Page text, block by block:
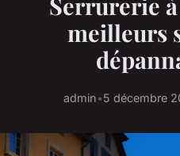
meilleurs
admin•5 décembre